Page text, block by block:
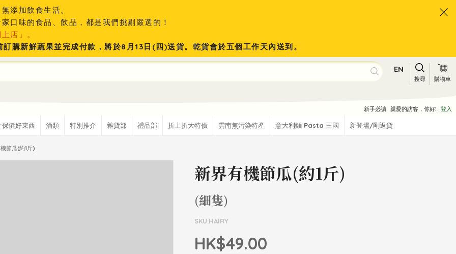
添加飲食生活。
口味的食品、飲品，都是我們挑剔嚴選的！
店」。
購新鮮蔬果並完成付款，將於8月13日(四)送貨。乾貨會於五個工作天內送到。
EN
搜尋 購物車
新手必讀 親愛的訪客，你好! 登入
保健好東西 酒類 特別推介 雜貨部 禮品部 折上折大特價 雲南無污染特產 意大利麵 Pasta 王國 新登場/剛返貨
節瓜(約1斤)
新界有機節瓜(約1斤)
(細隻)
SKU:HAIRY
HK$49.00